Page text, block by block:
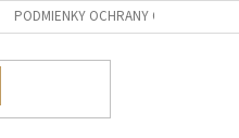
PODMIENKY OCHRANY OSOBNÝCH